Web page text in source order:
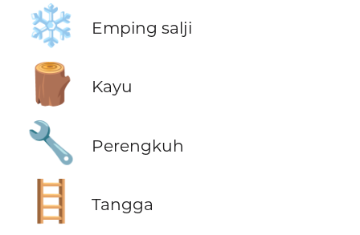
❄️ Emping salji
🪵 Kayu
🔧 Perengkuh
🪜 Tangga